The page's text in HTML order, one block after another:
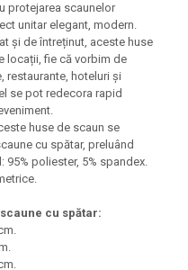
protejarea scaunelor
unitar elegant, modern.
și de întreținut, aceste huse
locații, fie că vorbim de
restaurante, hoteluri și
se pot redecora rapid
huse de scaun se
cu spătar, preluând
poliester, 5% spandex.
cu spătar: